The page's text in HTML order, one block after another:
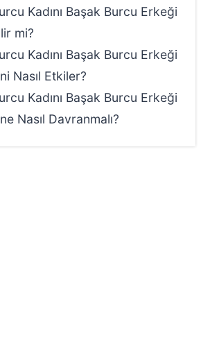
Kadını Başak Burcu Erkeği
mi?
Kadını Başak Burcu Erkeği
Nasıl Etkiler?
Kadını Başak Burcu Erkeği
Nasıl Davranmalı?